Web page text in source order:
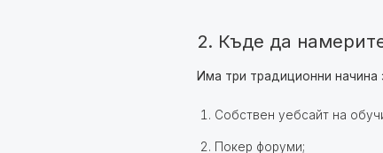
2. Къде да
Има три традиционни начина
Собствен уебсайт на
Покер форуми;